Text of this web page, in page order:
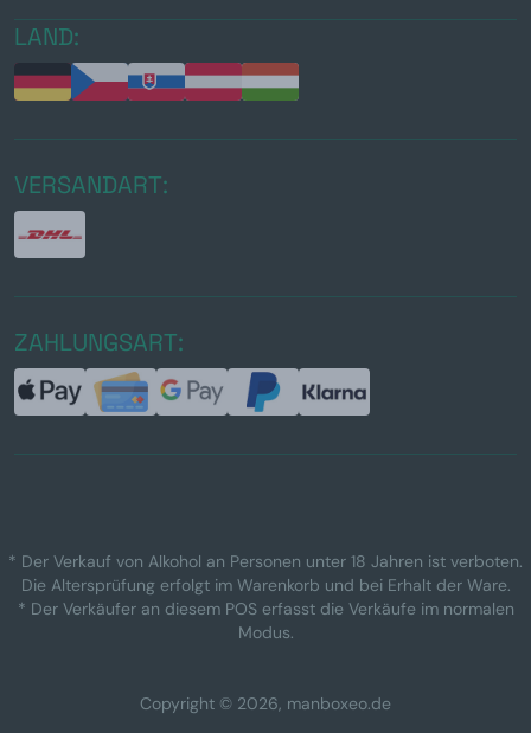
LAND:
VERSANDART:
ZAHLUNGSART:
* Der Verkauf von Alkohol an Personen unter 18 Jahren ist verboten.
Die Altersprüfung erfolgt im Warenkorb und bei Erhalt der Ware.
* Der Verkäufer an diesem POS erfasst die Verkäufe im normalen
Modus.
Copyright © 2026, manboxeo.de